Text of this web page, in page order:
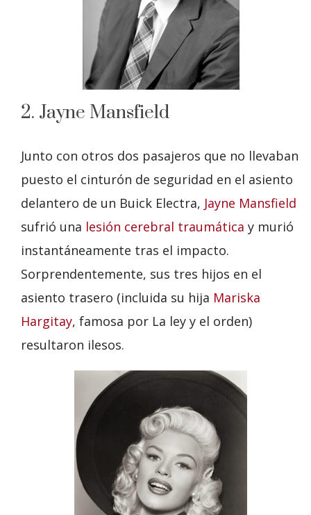
2. Jayne Mansfield
Junto con otros dos pasajeros que no llevaban
puesto el cinturón de seguridad en el asiento
delantero de un Buick Electra, Jayne Mansfield
sufrió una lesión cerebral traumática y murió
instantáneamente tras el impacto.
Sorprendentemente, sus tres hijos en el
asiento trasero (incluida su hija Mariska
Hargitay, famosa por La ley y el orden)
resultaron ilesos.